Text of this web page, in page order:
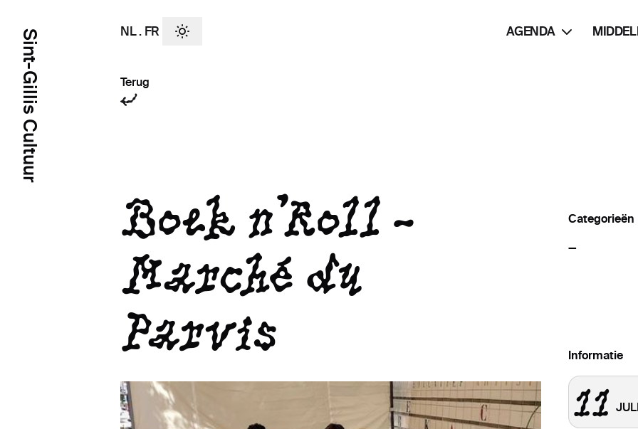
Sint-Gillis Cultuur NL . FR AGENDA
Terug
Boek n'Roll -
Marché du
Parvis
Categorieën
—
Informatie
11